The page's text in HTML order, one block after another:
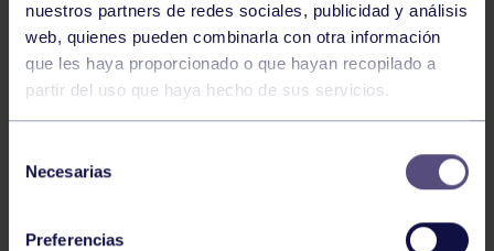
nuestros partners de redes sociales, publicidad y análisis
web, quienes pueden combinarla con otra información
que les haya proporcionado o que hayan recopilado a
partir del uso que haya hecho de sus servicios.
Necesarias
Preferencias
PELAYO VIÑA FERNANDEZ
ANDRES HERNANDEZ FDEZ-PUENTE